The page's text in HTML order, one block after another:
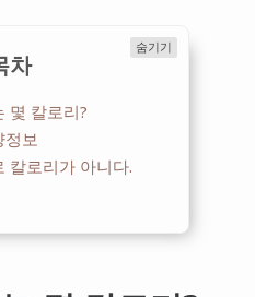
차
숨기기
몇 칼로리?
정보
칼로리가 아니다.